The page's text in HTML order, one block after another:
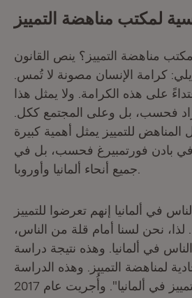
لمكتب مناهضة التمييز
مناهضة التمييز؟ ينص القانون
كرامة الإنسان مصونة لا تُمس.
على هذه الكرامة. ولا يمثل هذا
فحسب، بل وعلى المجتمع ككل.
المناهض للتمييز يمثل أهمية كبيرة
في بادن فورتمبيرغ فحسب، بل في
في ألمانيا إنهم تعرضوا للتمييز
لذا، نحن لسنا أمام قلة من الناس،
في ألمانيا. وهذه نتيجة دراسة
لمناهضة التمييز. وهذه الدراسة